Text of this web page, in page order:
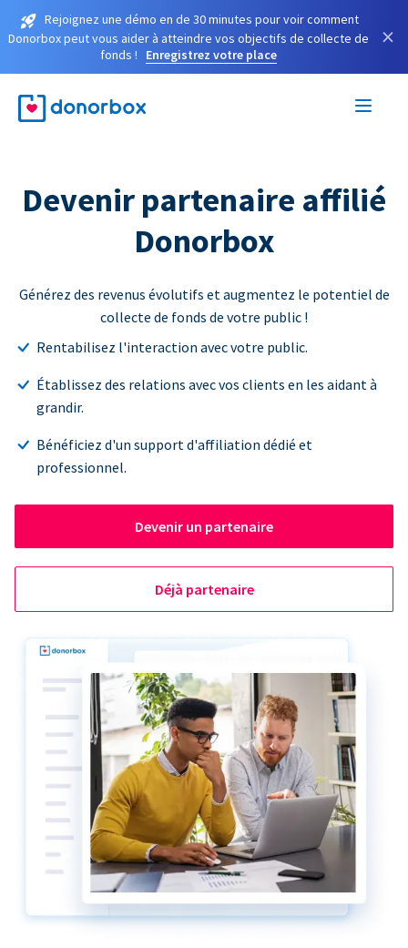
Rejoignez une démo en de 30 minutes pour voir comment
Donorbox peut vous aider à atteindre vos objectifs de collecte de
fonds !
Enregistrez votre place
×
Devenir partenaire affilié
Donorbox
Générez des revenus évolutifs et augmentez le potentiel de
collecte de fonds de votre public !
Rentabilisez l'interaction avec votre public.
Établissez des relations avec vos clients en les aidant à
grandir.
Bénéficiez d'un support d'affiliation dédié et
professionnel.
Devenir un partenaire
Déjà partenaire